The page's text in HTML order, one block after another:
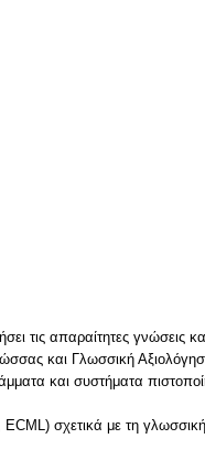
τις απαραίτητες γνώσεις
και Γλωσσική
και συστήματα
σχετικά με τη